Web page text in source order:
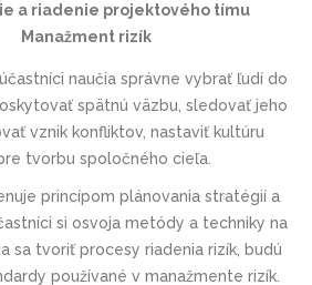
a riadenie projektového tímu
Manažment rizík
naučia správne vybrať ľudí do
spätnú väzbu, sledovať jeho
vznik konfliktov, nastaviť kultúru
tvorbu spoločného cieľa.
princípom plánovania stratégií a
si osvoja metódy a techniky na
sa tvoriť procesy riadenia rizík, budú
používané v manažmente rizík.